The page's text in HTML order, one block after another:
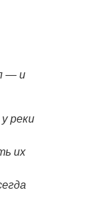
— и
реки
их